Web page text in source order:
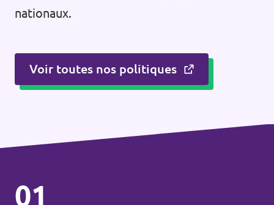
nationaux.
Voir toutes nos politiques
01